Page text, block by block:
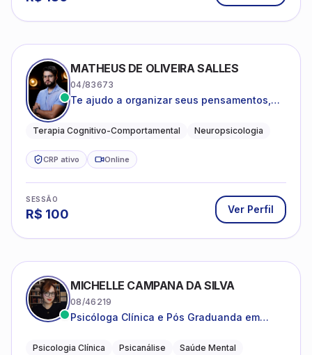
MATHEUS DE OLIVEIRA SALLES
04/83673
Te ajudo a organizar seus pensamentos,
clareza e sentido, com uma terapia
Terapia Cognitivo-Comportamental Neuropsicologia
CRP ativo Online
SESSÃO
R$ 100 Ver Perfil
MICHELLE CAMPANA DA SILVA
08/46219
Psicóloga Clínica e Pós Graduanda em
Psicologia Clínica Psicanálise Saúde Mental